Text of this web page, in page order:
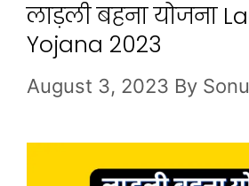
लाड़ली बहना योजना
Yojana 2023
August 3, 2023 By Sonu